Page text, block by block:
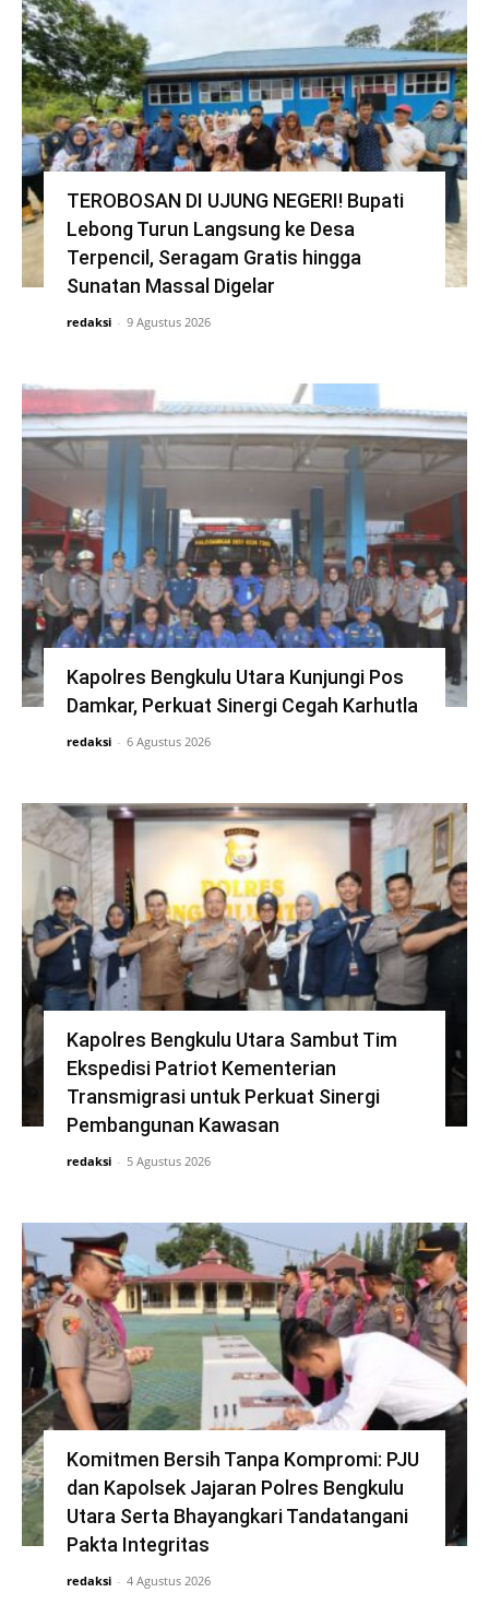
TEROBOSAN DI UJUNG NEGERI! Bupati
Lebong Turun Langsung ke Desa
Terpencil, Seragam Gratis hingga
Sunatan Massal Digelar
redaksi - 9 Agustus 2026
Kapolres Bengkulu Utara Kunjungi Pos
Damkar, Perkuat Sinergi Cegah Karhutla
redaksi - 6 Agustus 2026
Kapolres Bengkulu Utara Sambut Tim
Ekspedisi Patriot Kementerian
Transmigrasi untuk Perkuat Sinergi
Pembangunan Kawasan
redaksi - 5 Agustus 2026
Komitmen Bersih Tanpa Kompromi: PJU
dan Kapolsek Jajaran Polres Bengkulu
Utara Serta Bhayangkari Tandatangani
Pakta Integritas
redaksi - 4 Agustus 2026